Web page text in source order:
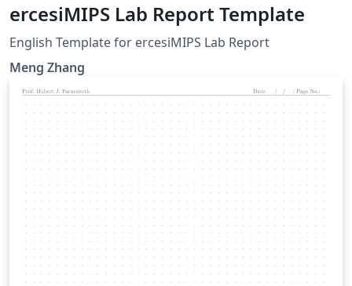
ercesiMIPS Lab Report Template
English Template for ercesiMIPS Lab Report
Meng Zhang